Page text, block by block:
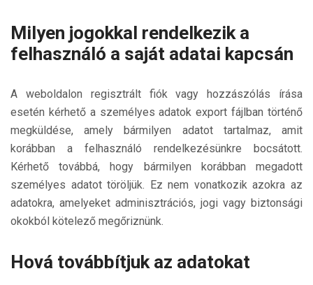
Milyen jogokkal rendelkezik a
felhasználó a saját adatai kapcsán
A weboldalon regisztrált fiók vagy hozzászólás írása
esetén kérhető a személyes adatok export fájlban történő
megküldése, amely bármilyen adatot tartalmaz, amit
korábban a felhasználó rendelkezésünkre bocsátott.
Kérhető továbbá, hogy bármilyen korábban megadott
személyes adatot töröljük. Ez nem vonatkozik azokra az
adatokra, amelyeket adminisztrációs, jogi vagy biztonsági
okokból kötelező megőriznünk.
Hová továbbítjuk az adatokat